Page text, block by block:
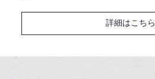
詳細はこちら